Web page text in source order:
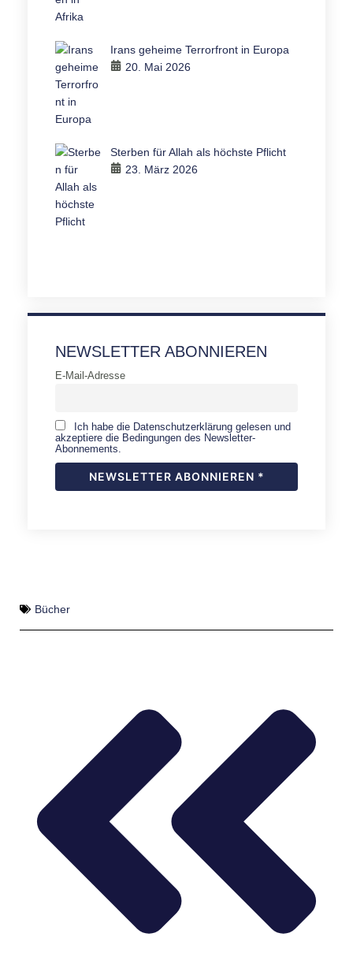
Irans geheime Terrorfront in Europa
20. Mai 2026
Sterben für Allah als höchste Pflicht
23. März 2026
NEWSLETTER ABONNIEREN
E-Mail-Adresse
Ich habe die Datenschutzerklärung gelesen und
akzeptiere die Bedingungen des Newsletter-
Abonnements.
Bücher